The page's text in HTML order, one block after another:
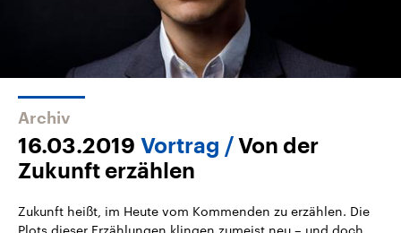
Archiv
16.03.2019 Vortrag
Von der
Zukunft erzählen
Zukunft heißt, im Heute vom Kommenden zu erzählen. Die
Plots dieser Erzählungen klingen zumeist neu – und doch